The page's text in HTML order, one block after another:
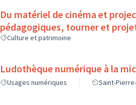
Du matériel de cinéma et
pédagogiques, tourner et
Culture et patrimoine
Ludothèque numérique à la
Usages numériques Saint-